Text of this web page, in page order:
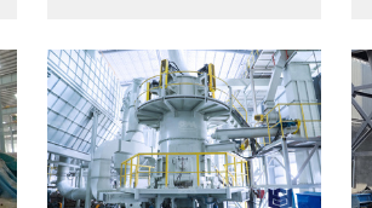
المطحنة How it's made -
Aluminium pots and pans by
TheFBIfiles man 2,303 views;
4:09 .